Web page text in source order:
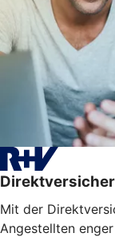
Mit der
Angestellten